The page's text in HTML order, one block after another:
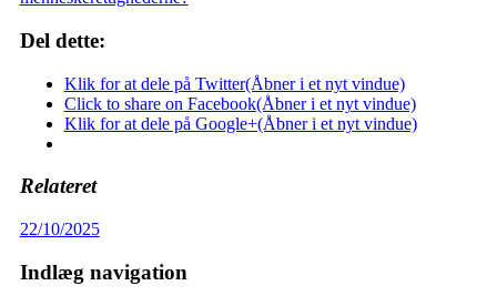
Del dette:
Klik for at dele på Twitter(Åbner i et nyt vindue)
Click to share on Facebook(Åbner i et nyt vindue)
Klik for at dele på Google+(Åbner i et nyt vindue)
Relateret
22/10/2025
Indlæg navigation